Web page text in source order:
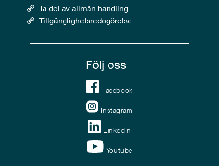
Ta del av allmän handling
Tillgänglighetsredogörelse
Följ oss
Facebook
Instagram
LinkedIn
Youtube